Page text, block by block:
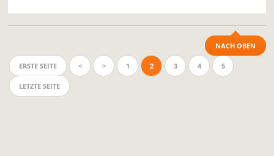
NACH OBEN
ERSTE SEITE < > 1 2 3 4 5
LETZTE SEITE